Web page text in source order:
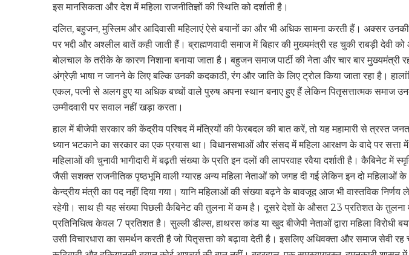
इस मानसिकता और देश में महिला राजनीतिज्ञों की स्थिति को दर्शाती है।
दलित, बहुजन, मुस्लिम और आदिवासी महिलाएं ऐसे बयानों का और भी अधिक सामना करती हैं। अक्सर उनकी
पर भद्दी और अश्लील बातें कही जाती हैं। ब्राह्मणवादी समाज में बिहार की मुख्यमंत्री रह चुकी राबड़ी
बोलचाल के तरीके के कारण निशाना बनाया जाता है। बहुजन समाज पार्टी की नेता और चार बार मुख्यमंत्री
अंग्रेज़ी भाषा न जानने के लिए बल्कि उनकी कदकाठी, रंग और जाति के लिए ट्रोल किया जाता रहा है।
एकल, पत्नी से अलग हुए या अधिक बच्चों वाले पुरुष अपना स्थान बनाए हुए हैं लेकिन पितृसत्तात्मक समाज
उम्मीदवारी पर सवाल नहीं खड़ा करता।
हाल में बीजेपी सरकार की केंद्रीय परिषद में मंत्रियों की फेरबदल की बात करें, तो यह महामारी से त्रस्त
ध्यान भटकाने का सरकार का एक प्रयास था। विधानसभाओं और संसद में महिला आरक्षण के वादे पर सत्ता में
महिलाओं की चुनावी भागीदारी में बढ़ती संख्या के प्रति इन दलों की लापरवाह रवैया दर्शाती है। कैबिनेट में
जैसी सशक्त राजनीतिक पृष्ठभूमि वाली ग्यारह अन्य महिला नेताओं को जगह दी गई लेकिन इन दो महिलाओं के
केन्द्रीय मंत्री का पद नहीं दिया गया। यानि महिलाओं की संख्या बढ़ने के बावजूद आज भी वास्तविक निर्णय
रहेगी। साथ ही यह संख्या पिछली कैबिनेट की तुलना में कम है। दूसरे देशों के औसत 23 प्रतिशत के
प्रतिनिधित्व केवल 7 प्रतिशत है। सुल्ली डील्स, हाथरस कांड या खुद बीजेपी नेताओं द्वारा महिला विरोधी
उसी विचारधारा का समर्थन करती है जो पितृसत्ता को बढ़ावा देती है। इसलिए अधिवक्ता और समाज सेवी रह